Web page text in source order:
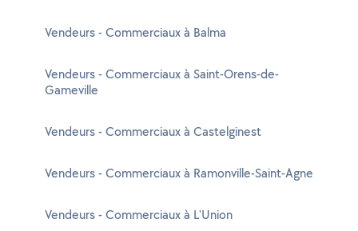
Vendeurs - Commerciaux à Balma
Vendeurs - Commerciaux à Saint-Orens-de-
Gameville
Vendeurs - Commerciaux à Castelginest
Vendeurs - Commerciaux à Ramonville-Saint-Agne
Vendeurs - Commerciaux à L'Union